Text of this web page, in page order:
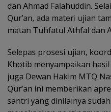
dan Ahmad Falahuddin.
Qur’an, ada materi ujian
matan Tuhfatul Athfal dan
Selepas prosesi ujian,
Khotib menyampaikan
juga Dewan Hakim MTQ
Qur’an ini memberikan
santri yang dinilainya